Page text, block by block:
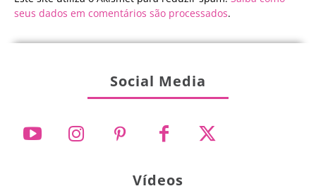
seus dados em comentários são processados.
Social Media
Vídeos